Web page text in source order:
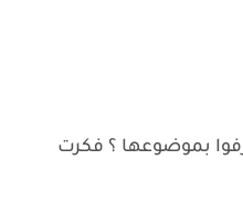
بموضوعها ؟ فكرت